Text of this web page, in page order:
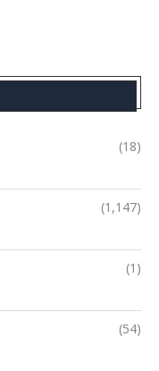
(18)
(1,147)
(1)
(54)